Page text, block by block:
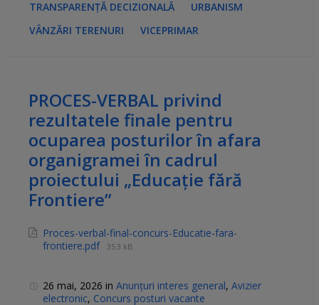
TRANSPARENȚĂ DECIZIONALĂ
URBANISM
VÂNZĂRI TERENURI
VICEPRIMAR
PROCES-VERBAL privind
rezultatele finale pentru
ocuparea posturilor în afara
organigramei în cadrul
proiectului „Educație fără
Frontiere”
Proces-verbal-final-concurs-Educatie-fara-
frontiere.pdf 353 kB
26 mai, 2026 in Anunțuri interes general, Avizier
electronic, Concurs posturi vacante